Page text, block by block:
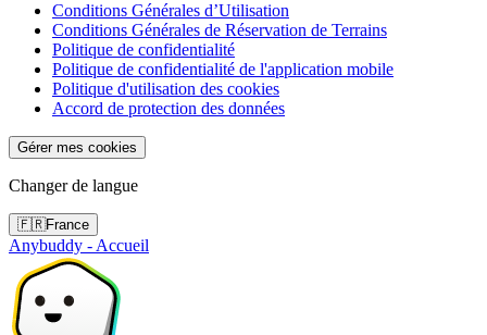
Conditions Générales d’Utilisation
Conditions Générales de Réservation de Terrains
Politique de confidentialité
Politique de confidentialité de l'application mobile
Politique d'utilisation des cookies
Accord de protection des données
Gérer mes cookies
Changer de langue
🇫🇷France
Anybuddy - Accueil